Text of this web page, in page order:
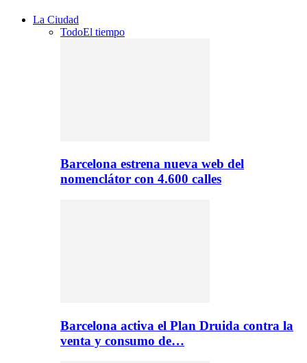
La Ciudad
TodoEl tiempo
Barcelona estrena nueva web del
nomenclátor con 4.600 calles
Barcelona activa el Plan Druida contra la
venta y consumo de…